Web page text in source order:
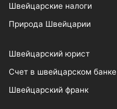
Швейцарские налоги
Природа Швейцарии
Швейцарский юрист
Счет в швейцарском банке
Швейцарский франк